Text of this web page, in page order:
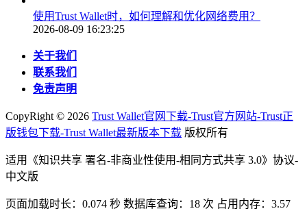
使用Trust Wallet时，如何理解和优化网络费用？
2026-08-09 16:23:25
关于我们
联系我们
免责声明
CopyRight © 2026 Trust Wallet官网下载-Trust官方网站-Trust正
版钱包下载-Trust Wallet最新版本下载 版权所有
适用《知识共享 署名-非商业性使用-相同方式共享 3.0》协议-
中文版
页面加载时长：0.074 秒 数据库查询：18 次 占用内存：3.57